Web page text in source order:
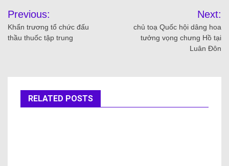
Previous:
Khẩn trương tổ chức đấu
thầu thuốc tập trung
Next:
chủ toạ Quốc hội dâng hoa
tưởng vọng chưng Hồ tại
Luân Đôn
RELATED POSTS